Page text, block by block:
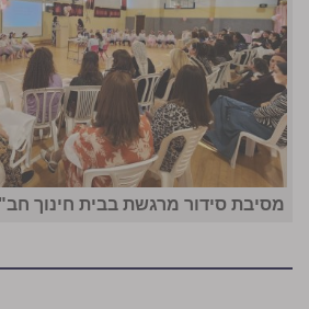
מסיבת סידור מרגשת בבית חינוך